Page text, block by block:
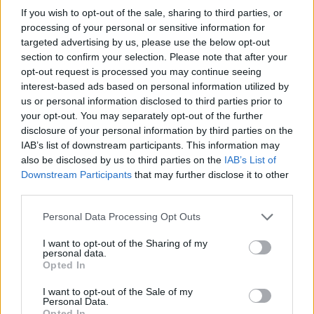
If you wish to opt-out of the sale, sharing to third parties, or
processing of your personal or sensitive information for
targeted advertising by us, please use the below opt-out
section to confirm your selection. Please note that after your
opt-out request is processed you may continue seeing
interest-based ads based on personal information utilized by
us or personal information disclosed to third parties prior to
your opt-out. You may separately opt-out of the further
disclosure of your personal information by third parties on the
IAB’s list of downstream participants. This information may
also be disclosed by us to third parties on the IAB’s List of
Downstream Participants that may further disclose it to other
Personal Data Processing Opt Outs
I want to opt-out of the Sharing of my
personal data.
Opted In
I want to opt-out of the Sale of my
Personal Data.
Η πιο δύσκολη στιγμή στη ζωή
του Barack Obama δεν συνέβη
στον Λευκό Οίκο
Η νύχτα που ο Barack και η Michelle
Obama φοβήθηκαν για τη ζωή της κόρης
τους
«Δεν θα το ξεχάσω όσο ζω»: Η
συγκλονιστική εξομολόγηση
της Αγγελικής Ηλιάδη για τη
στιγμή που είδε τον Ιησού
το Instagram μια εμπειρία που λέει πως
νοσοκομείο της Αρτας.